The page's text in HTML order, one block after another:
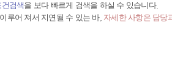
검색을 보다 빠르게 검색을 하실 수 있습니다.
루어 져서 지연될 수 있는 바, 자세한 사항은 담당